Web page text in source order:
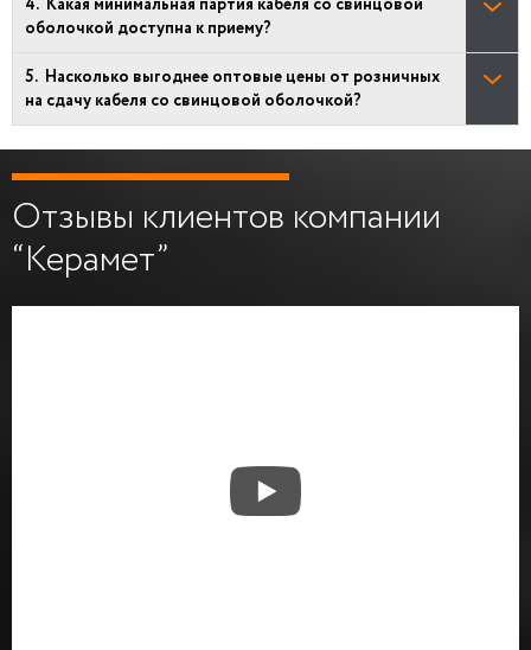
оболочкой доступна к приему?
Насколько выгоднее оптовые цены от розничных
на сдачу кабеля со свинцовой оболочкой?
Отзывы клиентов компании
“Керамет”